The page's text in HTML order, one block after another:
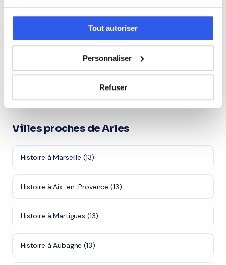
services.
Tout autoriser
Personnaliser
Refuser
⭐
Note moyenne de 4.8/5. Notre organisme partenaire
intervient à domicile à Arles et alentours.
Rejoindre ces familles →
Villes proches de Arles
Histoire à Marseille (13)
Histoire à Aix-en-Provence (13)
Histoire à Martigues (13)
Histoire à Aubagne (13)